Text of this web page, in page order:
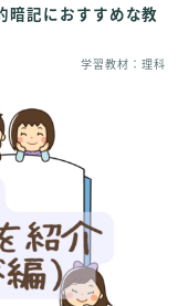
暗記におすすめな教
学習教材：理科